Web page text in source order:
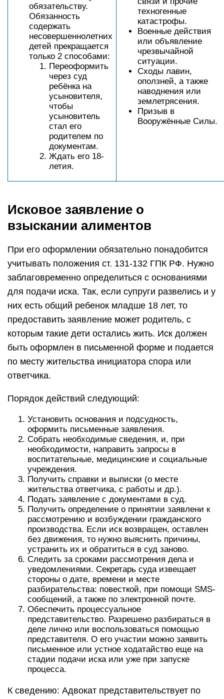
обязательству.
Обязанность
содержать
несовершеннолетних
детей прекращается
только 2 способами:
Переоформить
через суд
ребёнка на
усыновителя,
чтобы
усыновитель
стал его
родителем по
документам.
Ждать его 18-
летия.
техногенные
катастрофы.
Военные действия
или объявление
чрезвычайной
ситуации.
Сходы лавин,
оползней, а также
наводнения или
землетрясения.
Призыв в
Вооружённые Силы.
Исковое заявление о
взыскании алиментов
При его оформлении обязательно понадобится
учитывать положения ст. 131-132 ГПК РФ. Нужно
заблаговременно определиться с основаниями
для подачи иска. Так, если супруги развелись и у
них есть общий ребенок младше 18 лет, то
предоставить заявление может родитель, с
которым такие дети остались жить. Иск должен
быть оформлен в письменной форме и подается
по месту жительства инициатора спора или
ответчика.
Порядок действий следующий:
Установить основания и подсудность,
оформить письменные заявления.
Собрать необходимые сведения, и, при
необходимости, направить запросы в
воспитательные, медицинские и социальные
учреждения.
Получить справки и выписки (о месте
жительства ответчика, с работы и др.).
Подать заявление с документами в суд.
Получить определение о принятии заявлени к
рассмотрению и возбуждении гражданского
производства. Если иск возвращен, оставлен
без движения, то нужно выяснить причины,
устранить их и обратиться в суд заново.
Следить за сроками рассмотрения дела и
уведомлениями. Секретарь суда извещает
стороны о дате, времени и месте
разбирательства: повесткой, при помощи SMS-
сообщений, а также по электронной почте.
Обеспечить процессуальное
представительство. Разрешено разбираться в
деле лично или воспользоваться помощью
представителя. О его участии можно заявить
письменное или устное ходатайство еще на
стадии подачи иска или уже при запуске
процесса.
К сведению: Адвокат представительствует по